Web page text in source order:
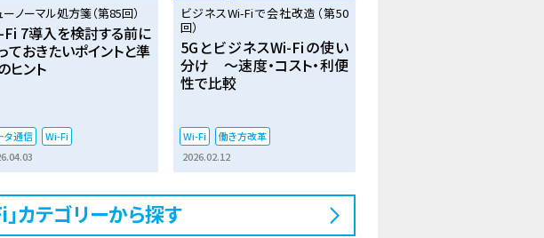
ーノーマル処方箋（第85回）
7導入を検討する前に
ておきたいポイントと準
ヒント
タ通信
Wi-Fi
ビジネスWi-Fiで会社改造（第50
回）
5GとビジネスWi-Fiの使い
分け ～速度・コスト・利便
性で比較
Wi-Fi
働き方改革
2026.02.12
」カテゴリーから探す